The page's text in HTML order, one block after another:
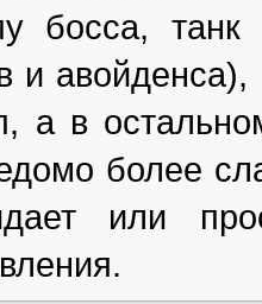
босса,
и
а в
более
или